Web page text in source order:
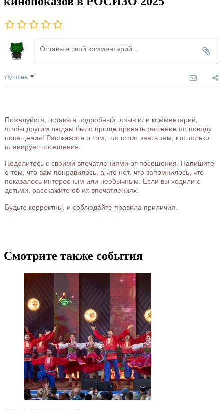
Лучшие
Пожалуйста, оставьте подробный отзыв или комментарий,
чтобы другим людям было проще принять решение по поводу
посещения! Расскажите о том, что стоит знать тем, кто только
планирует посещение.
Поделитесь с своими впечатлениями от посещения. Напишите
о том, что вам понравилось, а что нет, что запомнилось, что
показалось интересным или необычным. Если вы ходили с
детьми, расскажите об их впечатлениях.
Будьте корректны, и соблюдайте правила приличия.
Смотрите также события